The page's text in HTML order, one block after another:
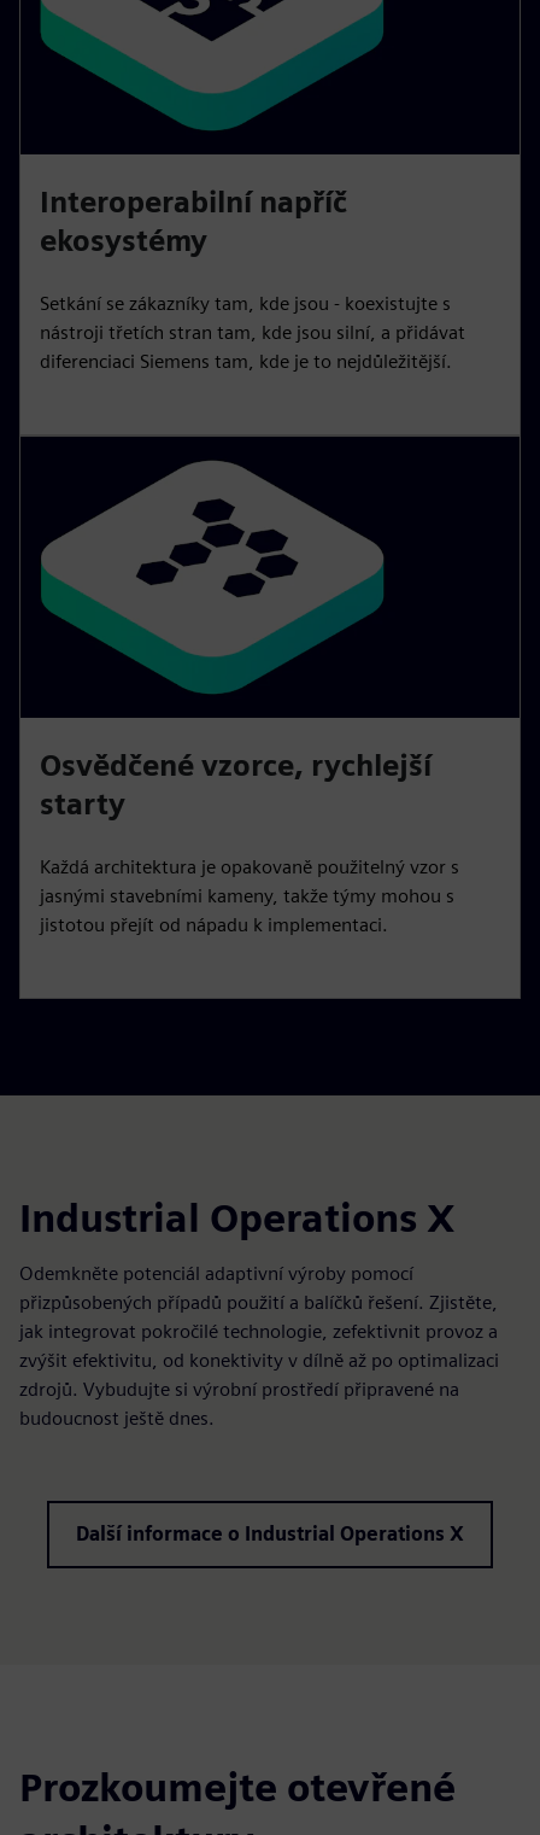
Interoperabilní napříč
ekosystémy
Setkání se zákazníky tam, kde jsou - koexistujte s
nástroji třetích stran tam, kde jsou silní, a přidávat
diferenciaci Siemens tam, kde je to nejdůležitější.
Osvědčené vzorce, rychlejší
starty
Každá architektura je opakovaně použitelný vzor s
jasnými stavebními kameny, takže týmy mohou s
jistotou přejít od nápadu k implementaci.
Industrial Operations X
Odemkněte potenciál adaptivní výroby pomocí
přizpůsobených případů použití a balíčků řešení. Zjistěte,
jak integrovat pokročilé technologie, zefektivnit provoz a
zvýšit efektivitu, od konektivity v dílně až po optimalizaci
zdrojů. Vybudujte si výrobní prostředí připravené na
budoucnost ještě dnes.
Další informace o Industrial Operations X
Prozkoumejte otevřené